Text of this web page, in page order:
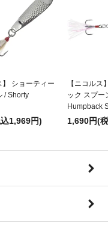
】 ショーティー
/ Shorty
1,969円)
【ニコルス
ック スプー
Humpback
1,690円(